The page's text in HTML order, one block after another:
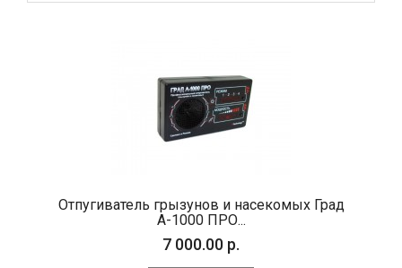
Отпугиватель грызунов и насекомых Град
А-1000 ПРО...
7 000.00 р.